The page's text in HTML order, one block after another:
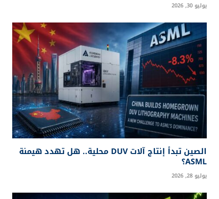
يوليو 30, 2026
الصين تبدأ إنتاج آلات DUV محلية.. هل تهدد هيمنة
ASML؟
يوليو 28, 2026